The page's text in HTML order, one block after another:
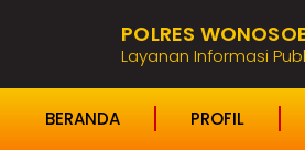
POLRES
Layanan Informasi
BERANDA PROFIL